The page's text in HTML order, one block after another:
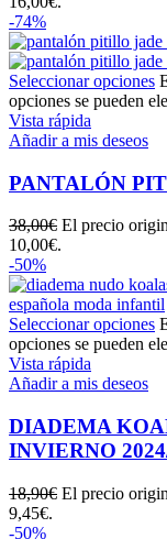
-74%
Seleccionar opciones
opciones se pueden
Vista rápida
Añadir a mis deseos
PANTALÓN
38,00€ El precio
10,00€.
-50%
Seleccionar opciones
opciones se pueden
Vista rápida
Añadir a mis deseos
DIADEMA
INVIERNO
18,90€ El precio
9,45€.
-50%